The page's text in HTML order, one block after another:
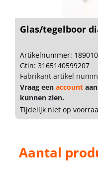
Glas/tegelboor
Artikelnummer:
Gtin: 3165140599207
Fabrikant artikel
Vraag een account
kunnen zien.
Tijdelijk niet op
Aantal